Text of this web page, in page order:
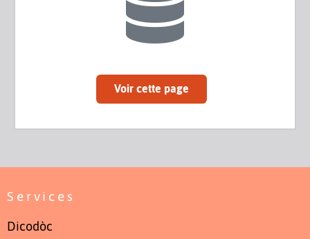
Voir cette page
Services
Dicodòc